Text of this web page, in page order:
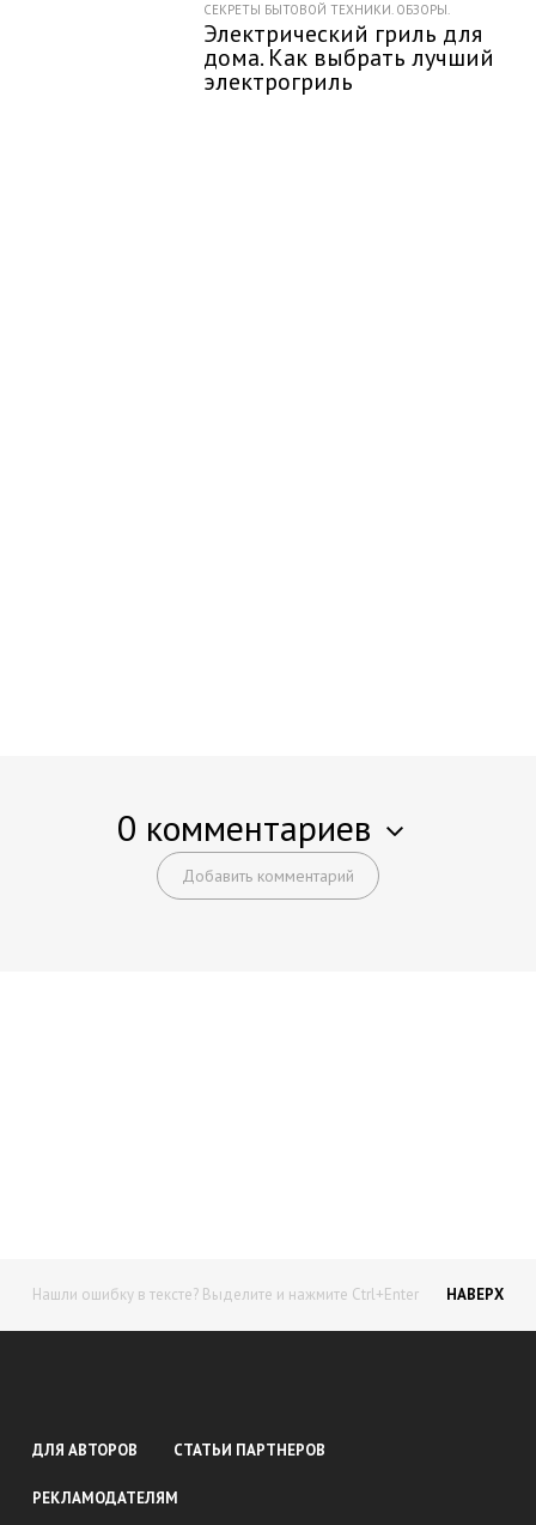
СЕКРЕТЫ БЫТОВОЙ ТЕХНИКИ. ОБЗОРЫ.
Электрический гриль для
дома. Как выбрать лучший
электрогриль
0 комментариев
Добавить комментарий
Нашли ошибку в тексте? Выделите и нажмите Ctrl+Enter НАВЕРХ
ДЛЯ АВТОРОВ СТАТЬИ ПАРТНЕРОВ
РЕКЛАМОДАТЕЛЯМ